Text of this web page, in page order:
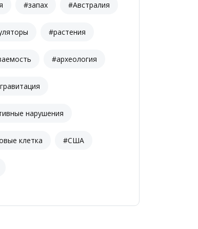
#запах #Австралия
#растения
#археология
нарушения
клетка #США